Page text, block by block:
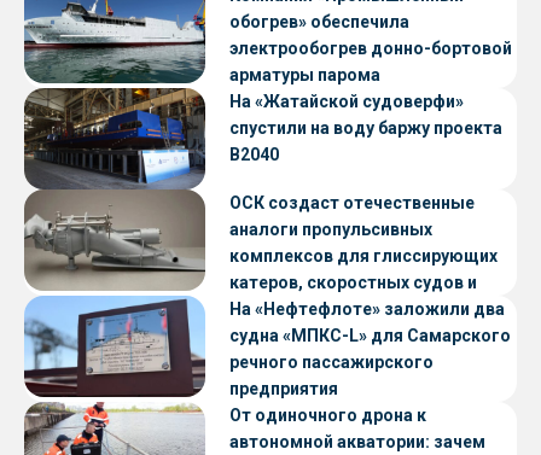
обогрев» обеспечила
электрообогрев донно-бортовой
арматуры парома
«Петропавловск» проекта CNF22
На «Жатайской судоверфи»
спустили на воду баржу проекта
В2040
ОСК создаст отечественные
аналоги пропульсивных
комплексов для глиссирующих
катеров, скоростных судов и
судов с малой осадкой
На «Нефтефлоте» заложили два
судна «МПКС-L» для Самарского
речного пассажирского
предприятия
От одиночного дрона к
автономной акватории: зачем